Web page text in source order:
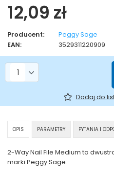
12,09 zł
Producent:
Peggy Sage
EAN:
3529311220909
Liczba produktów
Dodaj do
OPIS PARAMETRY PYTANIA I
2-Way Nail File Medium to
marki Peggy Sage.